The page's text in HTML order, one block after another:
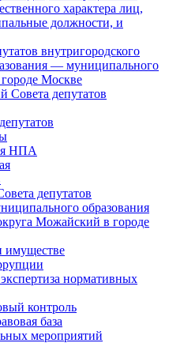
характера лиц,
должности, и
внутригородского
— муниципального
Москве
Совета депутатов
НПА
депутатов
образования
Можайский в городе
имуществе
нормативных
контроль
база
мероприятий